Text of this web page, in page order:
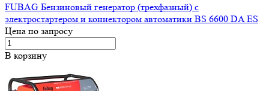
FUBAG Бензиновый генератор (трехфазный) с
электростартером и коннектором автоматики BS 6600 DA ES
Цена по запросу
В корзину